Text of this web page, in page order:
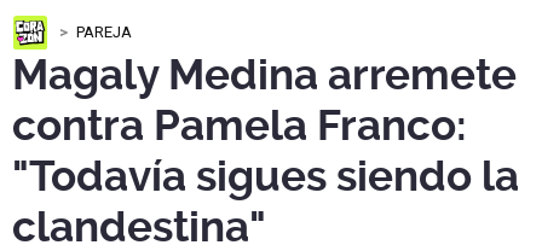
PAREJA
Magaly Medina arremete
contra Pamela Franco:
"Todavía sigues siendo la
clandestina"